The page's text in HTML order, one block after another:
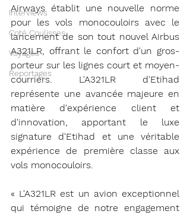
Interviews
Coté Coulisses
Voyages
Reportages
Airways établit une nouvelle norme
pour les vols monocouloirs avec le
lancement de son tout nouvel Airbus
A321LR, offrant le confort d'un gros-
porteur sur les lignes court et moyen-
courriers. L'A321LR d'Etihad
représente une avancée majeure en
matière d'expérience client et
d'innovation, apportant le luxe
signature d'Etihad et une véritable
expérience de première classe aux
vols monocouloirs.
« L'A321LR est un avion exceptionnel
qui témoigne de notre engagement